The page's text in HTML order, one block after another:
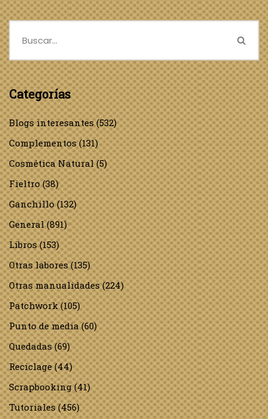
Categorías
Blogs interesantes(532)
Complementos(131)
Cosmética Natural(5)
Fieltro(38)
Ganchillo(132)
General(891)
Libros(153)
Otras labores(135)
Otras manualidades(224)
Patchwork(105)
Punto de media(60)
Quedadas(69)
Reciclage(44)
Scrapbooking(41)
Tutoriales(456)